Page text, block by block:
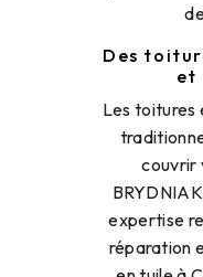
Des
et
Les toitures
couvrir
expertise
réparation